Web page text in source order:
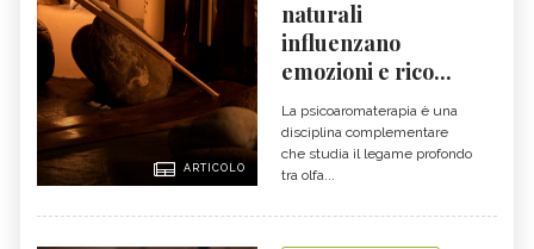
ARTICOLO
naturali
influenzano
emozioni e rico...
La psicoaromaterapia è una
disciplina complementare
che studia il legame profondo
tra olfa...